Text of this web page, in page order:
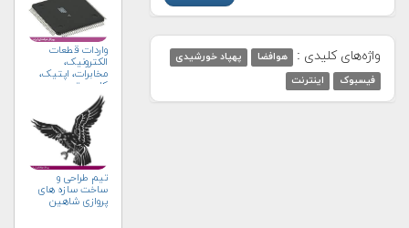
واژه‌های کلیدی : هوافضا
پهپاد خورشیدی
فیسبوک
اینترنت
واردات قطعات
الکترونیک،
مخابرات، اپتیک،
کامپیوتر
تيم طراحى و
ساخت سازه هاى
پروازى شاهين